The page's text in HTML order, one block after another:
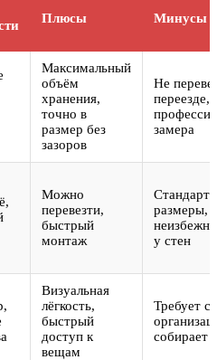
Плюсы Минусы
Максимальный
объём
хранения,
точно в
размер без
зазоров
Не
переезде,
замера
Можно
перевезти,
быстрый
монтаж
размеры,
у стен
Визуальная
лёгкость,
быстрый
доступ к
вещам
Требует
собирает